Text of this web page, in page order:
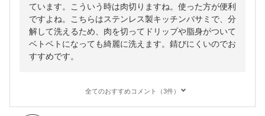
ています。こういう時は肉切りますね。使った方が便利
ですよね。こちらはステンレス製キッチンバサミで、分
解して洗えるため、肉を切ってドリップや脂身がついて
ベトベトになっても綺麗に洗えます。錆びにくいのでお
すすめです。
全てのおすすめコメント（3件）